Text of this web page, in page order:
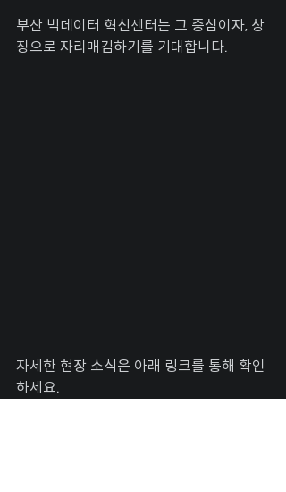
부산 빅데이터 혁신센터는 그 중심이자, 상
징으로 자리매김하기를 기대합니다.
자세한 현장 소식은 아래 링크를 통해 확인
하세요.